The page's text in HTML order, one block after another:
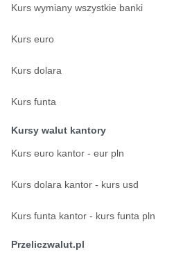
Kurs wymiany wszystkie banki
Kurs euro
Kurs dolara
Kurs funta
Kursy walut kantory
Kurs euro kantor - eur pln
Kurs dolara kantor - kurs usd
Kurs funta kantor - kurs funta pln
Przeliczwalut.pl